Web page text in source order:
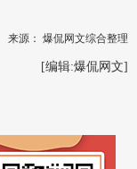
来源： 爆侃网文综合整理
[编辑:爆侃网文]